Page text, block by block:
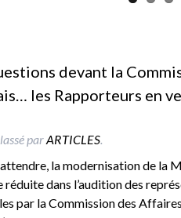
devant la
les Rapporteurs en
parARTICLES.
la modernisation de la
réduite dans l’audition des
par la Commission des